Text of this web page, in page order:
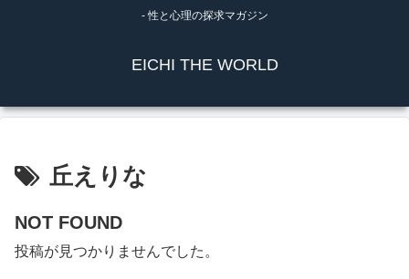
- 性と心理の探求マガジン
EICHI THE WORLD
丘えりな
NOT FOUND
投稿が見つかりませんでした。